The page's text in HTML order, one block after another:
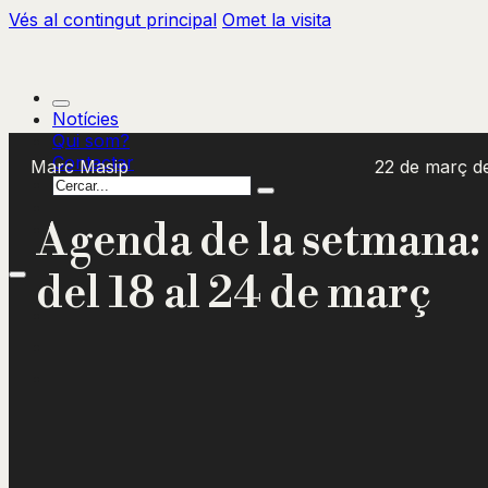
Vés al contingut principal Omet la visita
Notícies
Qui som?
Contactar
Cercar
Marc Masip 22 de març de
Agenda de la setmana:
del 18 al 24 de març